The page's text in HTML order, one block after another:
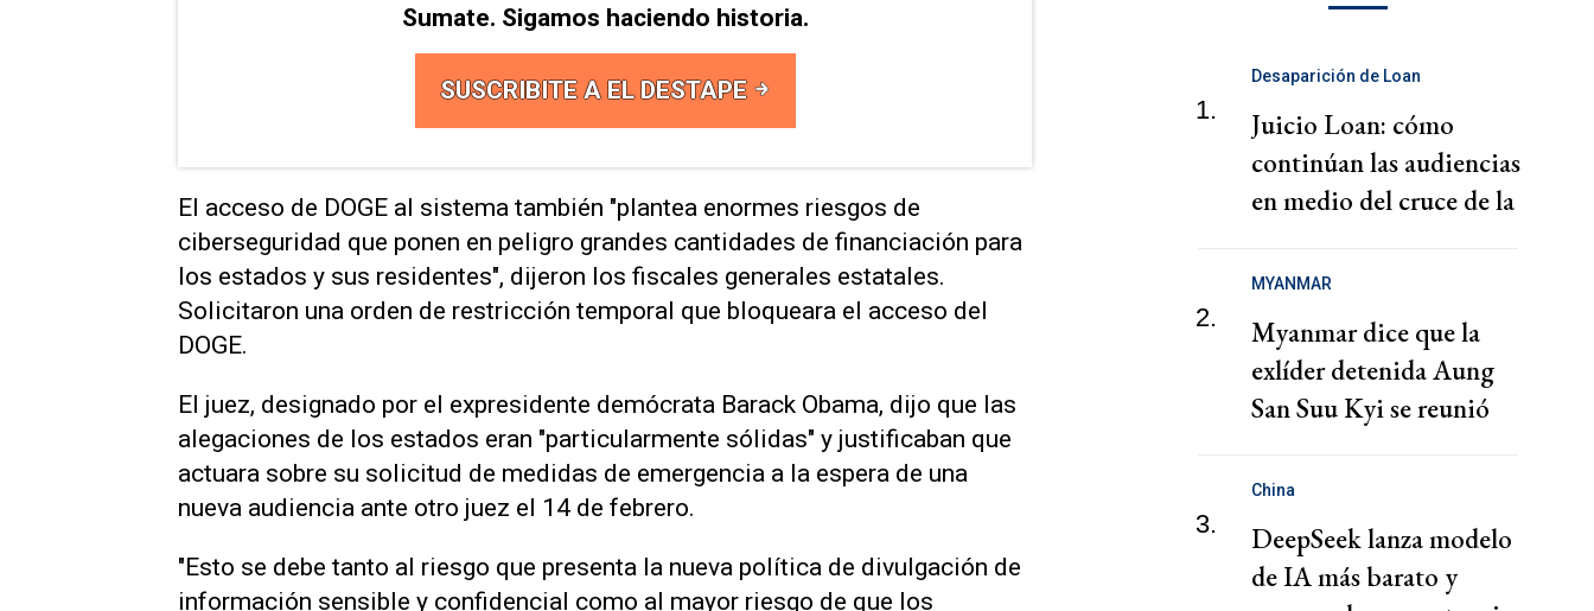
Sumate. Sigamos haciendo historia.
SUSCRIBITE A EL DESTAPE
El acceso de DOGE al sistema también "plantea enormes riesgos de
ciberseguridad que ponen en peligro grandes cantidades de financiación para
los estados y sus residentes", dijeron los fiscales generales estatales.
Solicitaron una orden de restricción temporal que bloqueara el acceso del
DOGE.
El juez, designado por el expresidente demócrata Barack Obama, dijo que las
alegaciones de los estados eran "particularmente sólidas" y justificaban que
actuara sobre su solicitud de medidas de emergencia a la espera de una
nueva audiencia ante otro juez el 14 de febrero.
"Esto se debe tanto al riesgo que presenta la nueva política de divulgación de
información sensible y confidencial como al mayor riesgo de que los
1.
Desaparición de Loan
Juicio Loan: cómo
continúan las audiencias
en medio del cruce de la
2.
MYANMAR
Myanmar dice que la
exlíder detenida Aung
San Suu Kyi se reunió
la Cruz Roja
3.
China
DeepSeek lanza modelo
de IA más barato y